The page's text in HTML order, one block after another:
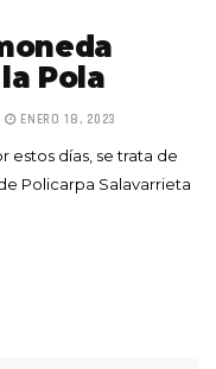
Pola
ENERO 18, 2023
estos días, se trata de
Policarpa Salavarrieta